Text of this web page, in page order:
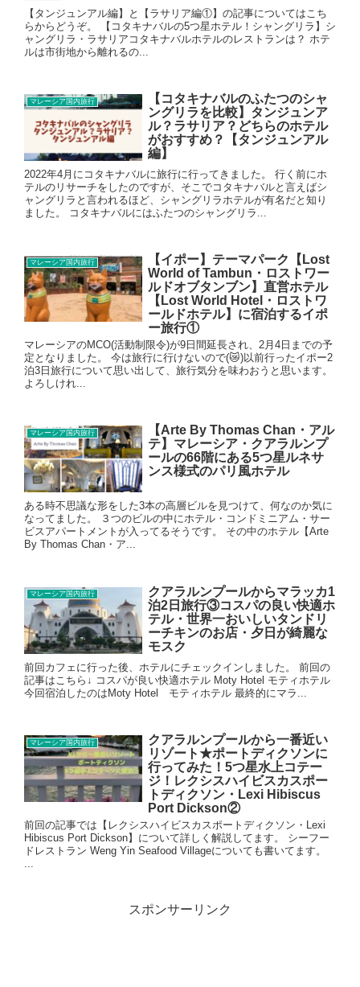
【タンジュンアル編】と【ラサリア編①】の記事についてはこち
らからどうぞ。 【コタキナバルの5つ星ホテル！シャングリラ】シ
ャングリラ・ラサリアコタキナバルホテルのレストランは？ ホテ
ルは市街地から離れるの...
マレーシア国内旅行
【コタキナバルのふたつのシャ
ングリラを比較】タンジュンア
ル？ラサリア？どちらのホテル
がおすすめ？【タンジュンアル
編】
2022年4月にコタキナバルに旅行に行ってきました。 行く前にホ
テルのリサーチをしたのですが、そこでコタキナバルと言えばシ
ャングリラと言われるほど、シャングリラホテルが有名だと知り
ました。 コタキナバルにはふたつのシャングリラ...
マレーシア国内旅行
【イポー】テーマパーク【Lost
World of Tambun・ロストワー
ルドオブタンブン】直営ホテル
【Lost World Hotel・ロストワ
ールドホテル】に宿泊するイポ
ー旅行①
マレーシアのMCO(活動制限令)が9日間延長され、2月4日までの予
定となりました。 今は旅行に行けないので(😿)以前行ったイポー2
泊3日旅行について思い出して、旅行気分を味わおうと思います。
よろしけれ...
マレーシア国内旅行
【Arte By Thomas Chan・アル
テ】マレーシア・クアラルンプ
ールの66階にある5つ星ルネサ
ンス様式のパリ風ホテル
ある時不思議な形をした3本の高層ビルを見つけて、何なのか気に
なってました。 ３つのビルの中にホテル・コンドミニアム・サー
ビスアパートメントが入ってるそうです。 その中のホテル【Arte
By Thomas Chan・ア...
マレーシア国内旅行
クアラルンプールからマラッカ1
泊2日旅行③コスパの良い快適ホ
テル・世界一おいしいタンドリ
ーチキンのお店・夕日が綺麗な
モスク
前回カフェに行った後、ホテルにチェックインしました。 前回の
記事はこちら↓ コスパが良い快適ホテル Moty Hotel モティホテル
今回宿泊したのはMoty Hotel モティホテル 最終的にマラ...
マレーシア国内旅行
クアラルンプールから一番近い
リゾート★ポートディクソンに
行ってみた！5つ星水上コテー
ジ！レクシスハイビスカスポー
トディクソン・Lexi Hibiscus
Port Dickson②
前回の記事では【レクシスハイビスカスポートディクソン・Lexi
Hibiscus Port Dickson】について詳しく解説してます。 シーフー
ドレストラン Weng Yin Seafood Villageについても書いてます。
スポンサーリンク